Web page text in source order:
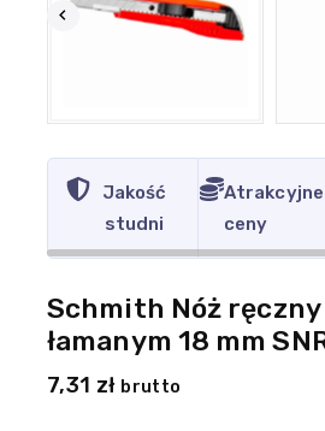
Jakość
studni
Atrakcyjne
ceny
Schmith Nóż
łamanym 18 mm
7,31 zł brutto